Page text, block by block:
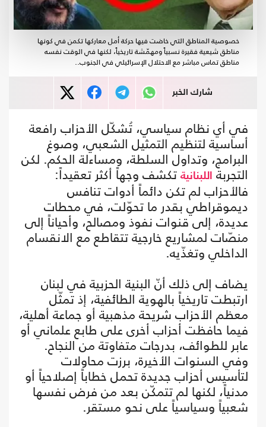
خصوصية المناطق التي خاضت فيها حركة أمل معاركها تكمن في كونها
مناطق شيعية فقيرة نسبياً ومهمّشة تاريخياً، لكنها في الوقت نفسه
مناطق تماس مباشر مع الاحتلال الإسرائيلي في الجنوب..
شارك الخبر
في أي نظام سياسي، تُشكّل الأحزاب رافعة
أساسية لتنظيم التمثيل الشعبي، وصوغ
البرامج، وتداول السلطة، ومساءلة الحكم. لكن
التجربة اللبنانية تكشف وجهاً أكثر تعقيداً:
فالأحزاب لم تكن دائماً أدوات تنافس
ديموقراطي بقدر ما تحوّلت، في محطات
عديدة، إلى قنوات نفوذ ومصالح، وأحياناً إلى
منصّات لمشاريع خارجية تتقاطع مع الانقسام
الداخلي وتغذّيه.
يضاف إلى ذلك أنّ البنية الحزبية في لبنان
ارتبطت تاريخياً بالهوية الطائفية، إذ تمثّل
معظم الأحزاب شريحة مذهبية أو جماعة أهلية،
فيما حافظت أحزاب أخرى على طابع علماني أو
عابر للطوائف، بدرجات متفاوتة من النجاح.
وفي السنوات الأخيرة، برزت محاولات
لتأسيس أحزاب جديدة تحمل خطاباً إصلاحياً أو
مدنياً، لكنها لم تتمكّن بعد من فرض نفسها
شعبياً وسياسياً على نحو مستقر.